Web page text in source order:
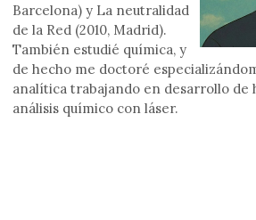
Barcelona) y La neutralidad
de la Red (2010, Madrid).
También estudié química, y
de hecho me doctoré
analítica trabajando en desarrollo de
análisis químico con láser.